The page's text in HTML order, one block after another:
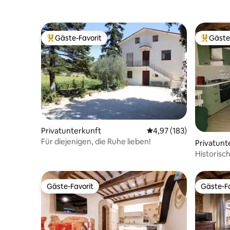
Beliebter Gäste-Favorit.
Gäste-Favorit
Privatunterkunft Durchschnittliche
4,97 (183)
Für diejenigen, die Ruhe lieben!
Gäste-Favorit
Gäste-Favorit Gäste-
Gäste-